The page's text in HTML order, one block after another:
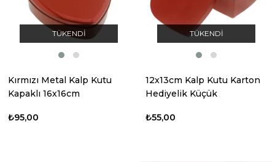
TÜKENDI
Kırmızı Metal Kalp Kutu
Kapaklı 16x16cm
₺95,00
TÜKENDI
12x13cm Kalp Kutu Karton
Hediyelik Küçük
₺55,00